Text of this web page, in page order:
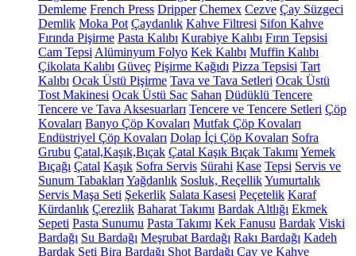
Demleme French Press Dripper Chemex Cezve Çay Süzgeci
Demlik Moka Pot Çaydanlık Kahve Filtresi Sifon Kahve
Fırında Pişirme Pasta Kalıbı Kurabiye Kalıbı Fırın Tepsisi
Cam Tepsi Alüminyum Folyo Kek Kalıbı Muffin Kalıbı
Çikolata Kalıbı Güveç Pişirme Kağıdı Pizza Tepsisi Tart
Kalıbı Ocak Üstü Pişirme Tava ve Tava Setleri Ocak Üstü
Tost Makinesi Ocak Üstü Sac Sahan Düdüklü Tencere
Tencere ve Tava Aksesuarları Tencere ve Tencere Setleri Çöp
Kovaları Banyo Çöp Kovaları Mutfak Çöp Kovaları
Endüstriyel Çöp Kovaları Dolap İçi Çöp Kovaları Sofra
Grubu Çatal,Kaşık,Bıçak Çatal Kaşık Bıçak Takımı Yemek
Bıçağı Çatal Kaşık Sofra Servis Sürahi Kase Tepsi Servis ve
Sunum Tabakları Yağdanlık Sosluk, ReçellikYumurtalık
Servis Maşa Seti Şekerlik Salata Kasesi Peçetelik Karaf
Kürdanlık Çerezlik Baharat Takımı Bardak Altlığı Ekmek
Sepeti Pasta Sunumu Pasta Takımı Kek Fanusu Bardak Viski
Bardağı Su Bardağı Meşrubat Bardağı Rakı Bardağı Kadeh
Bardak Seti Bira Bardağı Shot Bardağı Çay ve Kahve